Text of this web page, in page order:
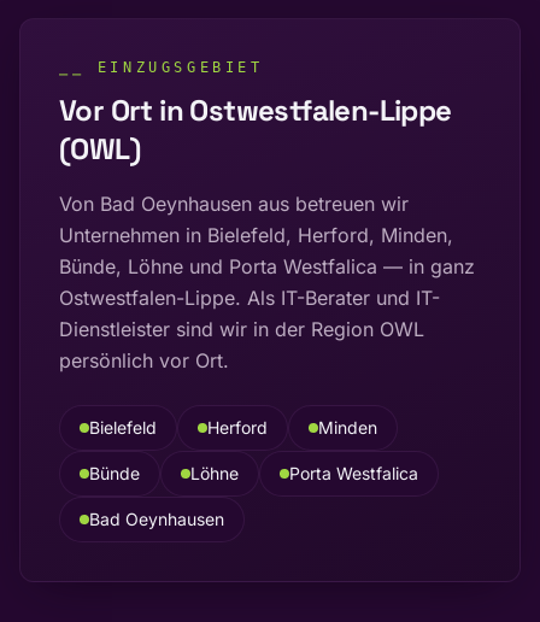
⎯⎯ EINZUGSGEBIET
Vor Ort inOstwestfalen-Lippe
(OWL)
Von Bad Oeynhausen aus betreuen wir
Unternehmen in Bielefeld, Herford, Minden,
Bünde, Löhne und Porta Westfalica — in ganz
Ostwestfalen-Lippe. Als IT-Berater und IT-
Dienstleister sind wir in der Region OWL
persönlich vor Ort.
Bielefeld Herford Minden
Bünde Löhne Porta Westfalica
Bad Oeynhausen